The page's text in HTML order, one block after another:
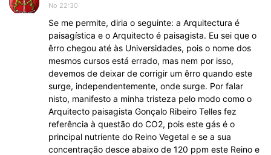
No 22:30
Se me permite, diria o seguinte: a Arquitectura é
paisagística e o Arquitecto é paisagista. Eu sei que o
êrro chegou até às Universidades, pois o nome dos
mesmos cursos está errado, mas nem por isso,
devemos de deixar de corrigir um êrro quando este
surge, independentemente, onde surge. Por falar
nisto, manifesto a minha tristeza pelo modo como o
Arquitecto paisagista Gonçalo Ribeiro Telles fez
referência à questão do CO2, pois este gás é o
principal nutriente do Reino Vegetal e se a sua
concentração desce abaixo de 120 ppm este Reino e